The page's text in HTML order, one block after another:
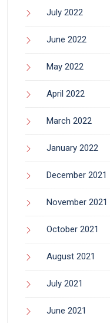
July 2022
June 2022
May 2022
April 2022
March 2022
January 2022
December 2021
November 2021
October 2021
August 2021
July 2021
June 2021